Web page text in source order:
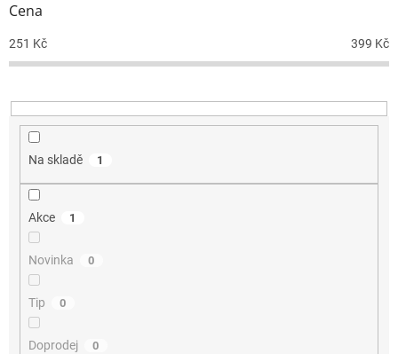
o
d
u
t
ů
Cena
251 Kč 399 Kč
Na skladě 1
Akce 1
Novinka 0
Tip 0
Doprodej 0